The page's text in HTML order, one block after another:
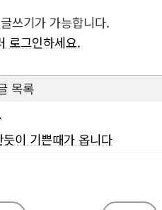
쓰기가 가능합니다.
로그인하세요.
목록
이 기쁜때가 옵니다